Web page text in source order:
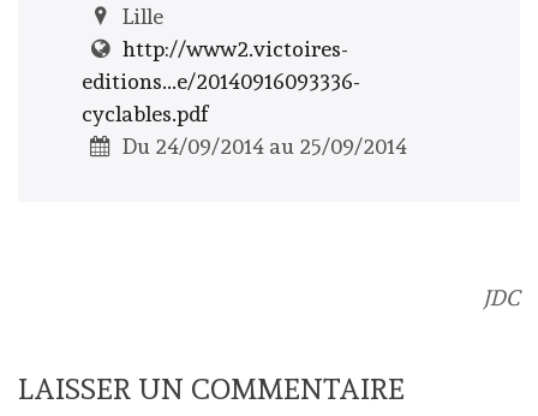
Lille
http://www2.victoires-
editions...e/20140916093336-
cyclables.pdf
Du 24/09/2014 au 25/09/2014
JDC
LAISSER UN COMMENTAIRE